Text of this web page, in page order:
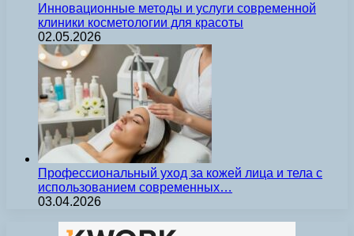
Инновационные методы и услуги современной
клиники косметологии для красоты
02.05.2026
Профессиональный уход за кожей лица и тела с
использованием современных…
03.04.2026